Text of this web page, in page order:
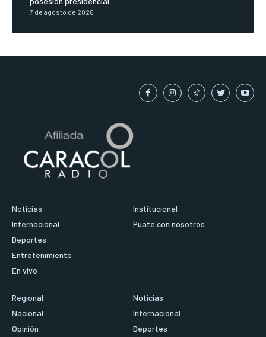
7 de agosto de 2026
Noticias
Internacional
Deportes
Entretenimiento
En vivo
Institucional
Puate con nosotros
Regional
Nacional
Opinión
Noticias
Internacional
Deportes